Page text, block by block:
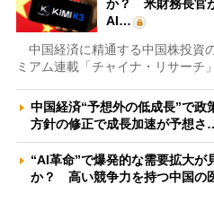
か？ 米財務長官
AI…
中国経済に精通する中国株投資
ミアム連載「チャイナ・リサーチ
中国経済“予想外の低成長”で
方針の修正で成長加速が予想さ
“AI革命”で爆発的な需要拡大が
か？ 高い競争力を持つ中国の